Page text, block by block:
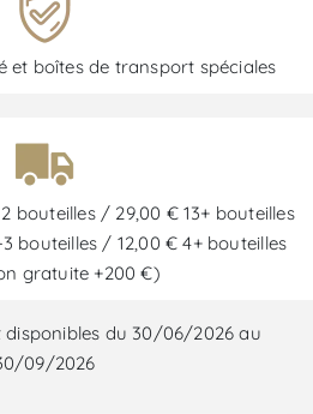
et boîtes de transport spéciales
bouteilles / 29,00 € 13+ bouteilles
bouteilles / 12,00 € 4+ bouteilles
gratuite +200 €)
du 30/06/2026 au
09/2026